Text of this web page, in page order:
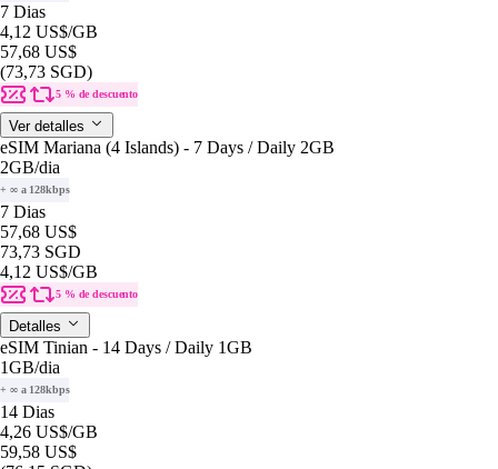
7 Dias
4,12 US$/GB
57,68 US$
(73,73 SGD)
5 % de descuento
Ver detalles
eSIM Mariana (4 Islands) - 7 Days / Daily 2GB
2GB/dia
+ ∞ a 128kbps
7 Dias
57,68 US$
73,73 SGD
4,12 US$/GB
5 % de descuento
Detalles
eSIM Tinian - 14 Days / Daily 1GB
1GB/dia
+ ∞ a 128kbps
14 Dias
4,26 US$/GB
59,58 US$